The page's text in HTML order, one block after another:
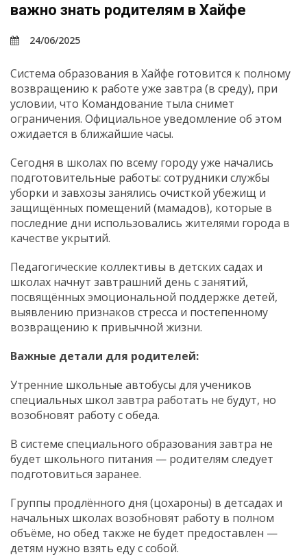
важно знать родителям в Хайфе
24/06/2025
Система образования в Хайфе готовится к полному
возвращению к работе уже завтра (в среду), при
условии, что Командование тыла снимет
ограничения. Официальное уведомление об этом
ожидается в ближайшие часы.
Сегодня в школах по всему городу уже начались
подготовительные работы: сотрудники службы
уборки и завхозы занялись очисткой убежищ и
защищённых помещений (мамадов), которые в
последние дни использовались жителями города в
качестве укрытий.
Педагогические коллективы в детских садах и
школах начнут завтрашний день с занятий,
посвящённых эмоциональной поддержке детей,
выявлению признаков стресса и постепенному
возвращению к привычной жизни.
Важные детали для родителей:
Утренние школьные автобусы для учеников
специальных школ завтра работать не будут, но
возобновят работу с обеда.
В системе специального образования завтра не
будет школьного питания — родителям следует
подготовиться заранее.
Группы продлённого дня (цохароны) в детсадах и
начальных школах возобновят работу в полном
объёме, но обед также не будет предоставлен —
детям нужно взять еду с собой.